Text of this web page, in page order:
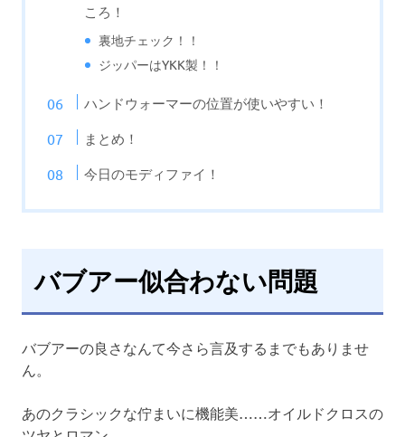
ころ！
裏地チェック！！
ジッパーはYKK製！！
ハンドウォーマーの位置が使いやすい！
まとめ！
今日のモディファイ！
バブアー似合わない問題
バブアーの良さなんて今さら言及するまでもありませ
ん。
あのクラシックな佇まいに機能美……オイルドクロスの